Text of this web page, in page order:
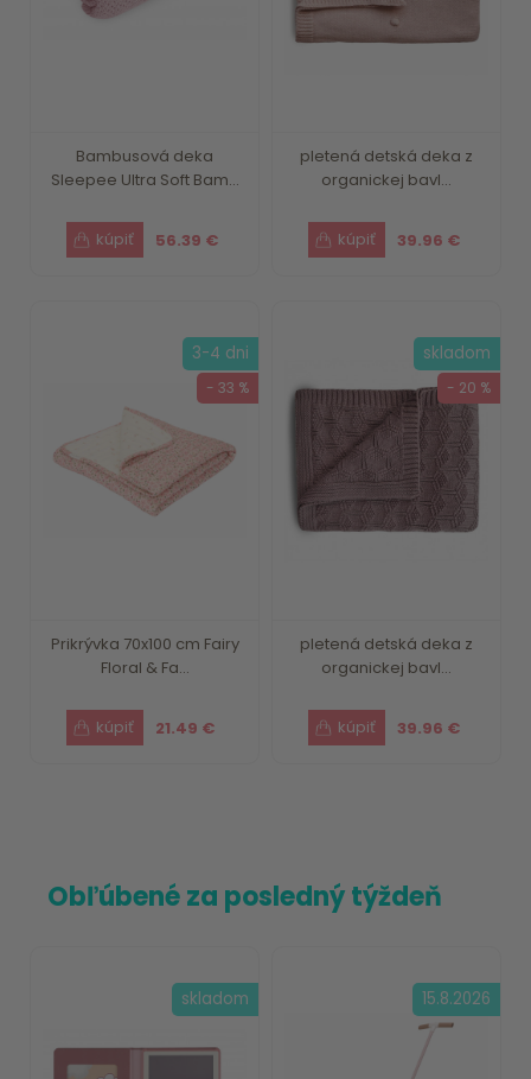
Bambusová deka
Sleepee Ultra Soft Bam...
56.39 €
pletená detská deka z
organickej bavl...
39.96 €
Prikrývka 70x100 cm Fairy
Floral & Fa...
21.49 €
3-4 dni
- 33 %
pletená detská deka z
organickej bavl...
39.96 €
skladom
- 20 %
Obľúbené za posledný týždeň
skladom 15.8.2026